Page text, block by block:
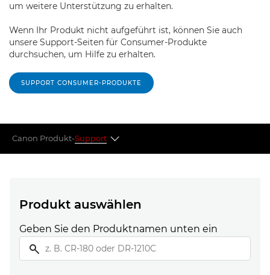
um weitere Unterstützung zu erhalten.
Wenn Ihr Produkt nicht aufgeführt ist, können Sie auch
unsere Support-Seiten für Consumer-Produkte
durchsuchen, um Hilfe zu erhalten.
SUPPORT CONSUMER-PRODUKTE
Canon Produkt-Support
Quick Links
Self-Service-Portal
Nicht das Richtige dabei?
Produkt auswählen
Geben Sie den Produktnamen unten ein